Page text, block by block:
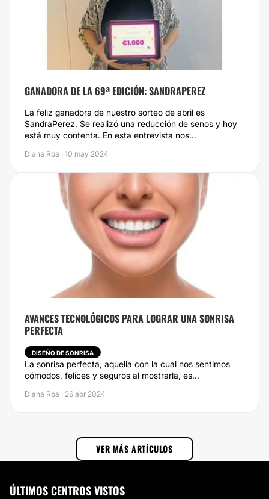
GANADORA DE LA 69ª EDICIÓN: SANDRAPEREZ
La feliz ganadora de nuestro sorteo de abril es
SandraPerez. Se realizó una reducción de senos y hoy
está muy contenta. En esta entrevista nos...
Diana Roa · 10 may 2024
AVANCES TECNOLÓGICOS PARA LOGRAR UNA SONRISA
PERFECTA
DISEÑO DE SONRISA
La sonrisa perfecta, aquella con la cual nos sentimos
cómodos, felices y seguros al mostrarla, es...
Diana Roa · 26 abr 2024
VER MÁS ARTÍCULOS
ÚLTIMOS CENTROS VISTOS